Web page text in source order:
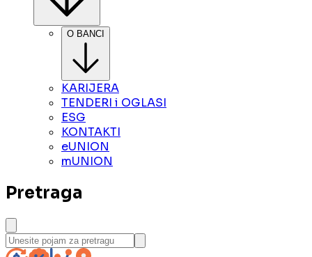
O BANCI
KARIJERA
TENDERI i OGLASI
ESG
KONTAKTI
eUNION
mUNION
Pretraga